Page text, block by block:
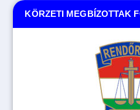
KÖRZETI MEGBÍZOTTAK